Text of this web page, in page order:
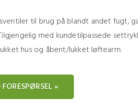
til brug på blandt andet fugt,
med kundetilpassede
hus og åbent/lukket løftearm.
FORESPØRSEL »